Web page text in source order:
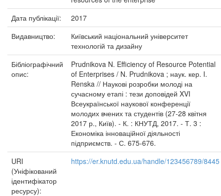
Дата публікації:
2017
Видавництво:
Київський національний університет
технологій та дизайну
Бібліографічний
опис:
Prudnikova N. Efficiency of Resource Potential
of Enterprises / N. Prudnikova ; наук. кер. I.
Renska // Наукові розробки молоді на
сучасному етапі : тези доповідей XVI
Всеукраїнської наукової конференції
молодих вчених та студентів (27-28 квітня
2017 р., Київ). - К. : КНУТД, 2017. - Т. 3 :
Економіка інноваційної діяльності
підприємств. - С. 675-676.
URI
(Уніфікований
ідентифікатор
ресурсу):
https://er.knutd.edu.ua/handle/123456789/8445